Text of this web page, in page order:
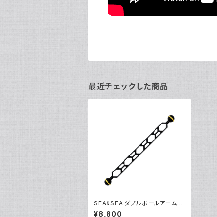
最近チェックした商品
SEA&SEA ダブルボールアームL
[22114]
¥8,800